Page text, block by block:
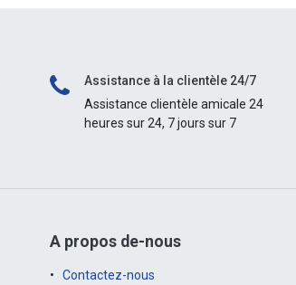
Assistance à la clientèle 24/7
Assistance clientèle amicale 24
heures sur 24, 7 jours sur 7
A propos de-nous
Contactez-nous